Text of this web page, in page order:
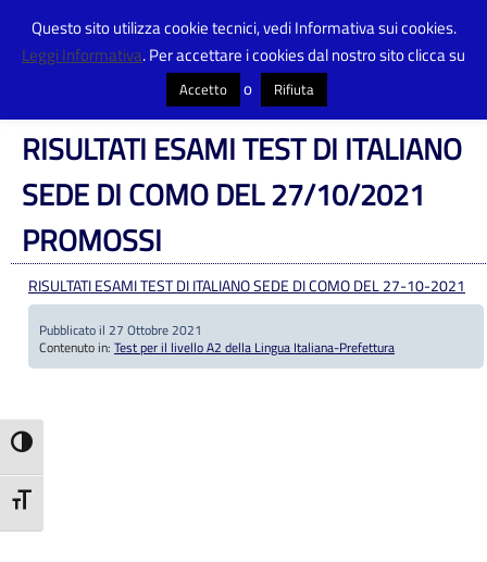
Attiva/disattiva alto contrasto
Attiva/disattiva dimensione testo
Centro Provinciale Istruzione Adulti>Articoli>Test per il livello A2 della
Lingua Italiana-Prefettura>RISULTATI ESAMI TEST DI ITALIANO SEDE DI
COMO DEL 27/10/2021 PROMOSSI
RISULTATI ESAMI TEST DI ITALIANO
SEDE DI COMO DEL 27/10/2021
PROMOSSI
RISULTATI ESAMI TEST DI ITALIANO SEDE DI COMO DEL 27-10-2021
Pubblicato il 27 Ottobre 2021
Contenuto in: Test per il livello A2 della Lingua Italiana-Prefettura
Questo sito utilizza cookie tecnici, vedi Informativa sui cookies.
Leggi Informativa. Per accettare i cookies dal nostro sito clicca su
Accetto o Rifiuta